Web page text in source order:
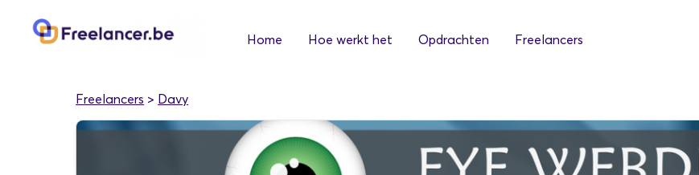
Home Hoe werkt het Opdrachten Freelancers
Freelancers > Davy